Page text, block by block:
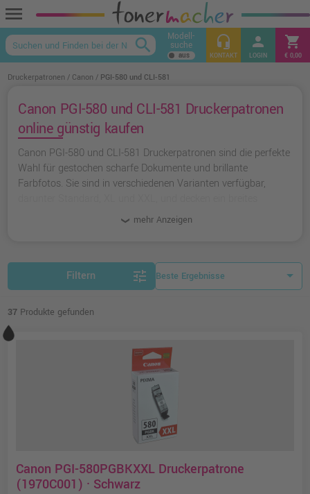
menu
keyboard_arrow_up
search Modell-
suche headset_mic
KONTAKT
person
LOGIN
shopping_cart
€ 0,00
Druckerpatronen Canon PGI-580 und CLI-581
Canon PGI-580 und CLI-581 Druckerpatronen
online günstig kaufen
Canon PGI-580 und CLI-581 Druckerpatronen sind die perfekte
Wahl für gestochen scharfe Dokumente und brillante
Farbfotos. Sie sind in verschiedenen Varianten verfügbar,
Farbspektrum ab, einschließlich Fotoblau (CLI-581PB). Die
hohe Seitenkapazität der XL- und XXL-Patronen macht sie
original Canon-Patronen oder greifen Sie zu den preiswerten
Ampertec-Alternativen, die Qualität und Ersparnis vereinen.
mehr Anzeigen
Filtern tune
37 Produkte gefunden
Canon PGI-580PGBKXXL Druckerpatrone
(1970C001) · Schwarz